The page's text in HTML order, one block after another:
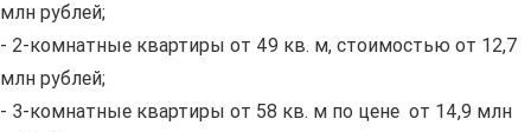
млн рублей;
- 2-комнатные квартиры от 49 кв. м, стоимостью от 12,7
млн рублей;
- 3-комнатные квартиры от 58 кв. м по цене от 14,9 млн